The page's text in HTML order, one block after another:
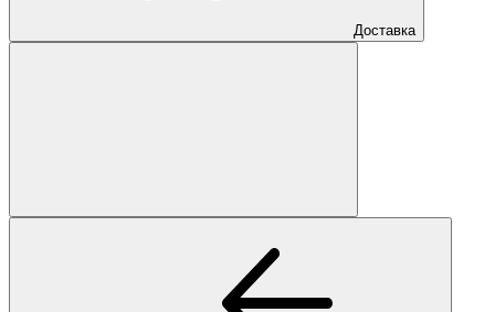
Доставка